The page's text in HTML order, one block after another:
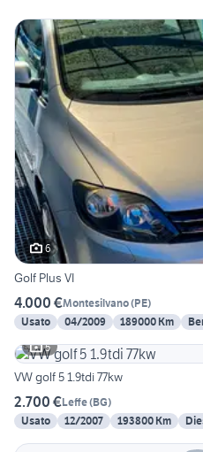
6
Golf Plus VI
4.000 €Montesilvano(PE)
Usato
04/2009 189000 Km
5
VW golf 5 1.9tdi 77kw
2.700 €Leffe(BG)
Usato
12/2007 193800 Km